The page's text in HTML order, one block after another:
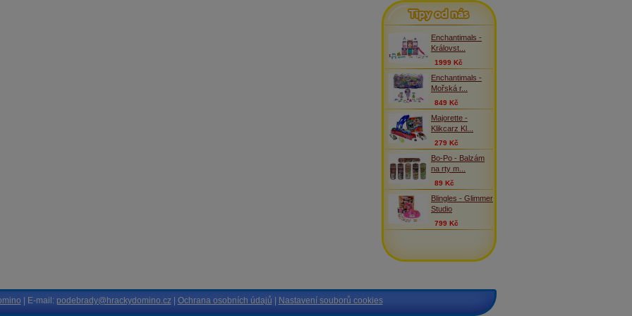
Tipy od nás
Enchantimals -
Královst...
1999 Kč
Enchantimals -
Mořská r...
849 Kč
Majorette -
Klikcarz Kl...
279 Kč
Bo-Po - Balzám
na rty m...
89 Kč
Blingles - Glimmer
Studio
799 Kč
| E-mail: podebrady@hrackydomino.cz| Ochrana osobních údajů Nastavení souborů cookies